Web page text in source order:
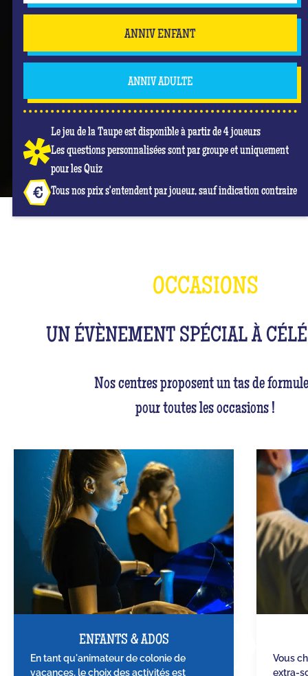
ANNIV ENFANT
ANNIV ADULTE
Le jeu de la Taupe est disponible à partir de 4 joueurs
Les questions personnalisées sont par groupe et uniquement
pour les Quiz
Tous nos prix s'entendent par joueur, sauf indication contraire
OCCASIONS
UN ÉVÈNEMENT SPÉCIAL À
Nos centres proposent un tas de
pour toutes les occasions !
ENFANTS & ADOS
En tant qu'animateur de colonie de
vacances, le choix des activités est
Vous
extra-